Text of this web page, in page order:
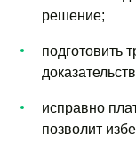
решение;
подготовить
исправно
позволит